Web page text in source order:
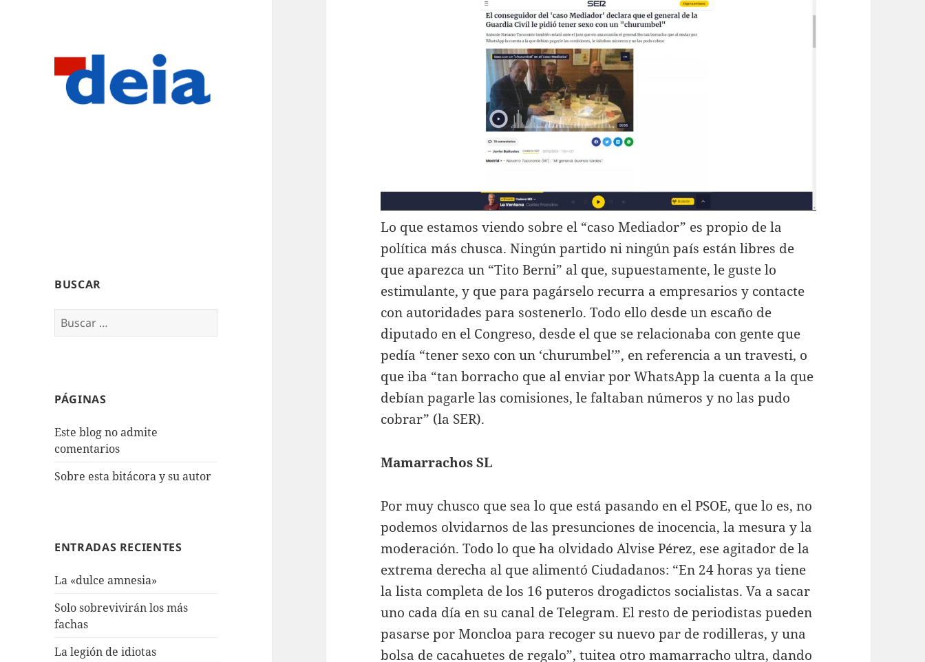
BUSCAR
Buscar:
PÁGINAS
Este blog no admite
comentarios
Sobre esta bitácora y su autor
ENTRADAS RECIENTES
La «dulce amnesia»
Solo sobrevivirán los más
fachas
La legión de idiotas
Lo que estamos viendo sobre el “caso Mediador” es propio de la
política más chusca. Ningún partido ni ningún país están libres de
que aparezca un “Tito Berni” al que, supuestamente, le guste lo
estimulante, y que para pagárselo recurra a empresarios y contacte
con autoridades para sostenerlo. Todo ello desde un escaño de
diputado en el Congreso, desde el que se relacionaba con gente que
pedía “tener sexo con un ‘churumbel’”, en referencia a un travesti, o
que iba “tan borracho que al enviar por WhatsApp la cuenta a la que
debían pagarle las comisiones, le faltaban números y no las pudo
cobrar” (la SER).
Mamarrachos SL
Por muy chusco que sea lo que está pasando en el PSOE, que lo es, no
podemos olvidarnos de las presunciones de inocencia, la mesura y la
moderación. Todo lo que ha olvidado Alvise Pérez, ese agitador de la
extrema derecha al que alimentó Ciudadanos: “En 24 horas ya tiene
la lista completa de los 16 puteros drogadictos socialistas. Va a sacar
uno cada día en su canal de Telegram. El resto de periodistas pueden
pasarse por Moncloa para recoger su nuevo par de rodilleras, y una
bolsa de cacahuetes de regalo”, tuitea otro mamarracho ultra, dando